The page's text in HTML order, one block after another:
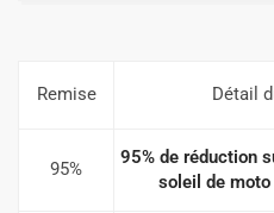
Remise Détail
95%
95% de réduction
soleil de